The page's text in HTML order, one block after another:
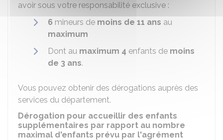
avoir sous votre responsabilité exclusive :
6 mineurs de moins de 11 ans au
maximum
Dont au maximum 4 enfants de moins
de 3 ans.
Vous pouvez obtenir des dérogations auprès des
services du département.
Dérogation pour accueillir des enfants
supplémentaires par rapport au nombre
maximal d'enfants prévu par l'agrément